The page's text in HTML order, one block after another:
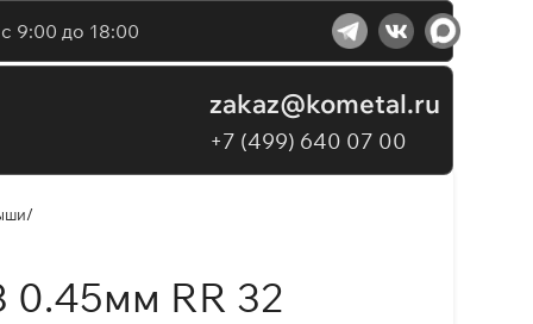
9:00 до 18:00
zakaz@kometal.ru
+7 (499) 640 07 00
RR 32